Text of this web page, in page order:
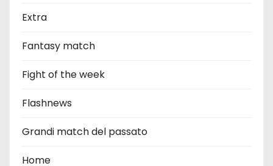
Extra
Fantasy match
Fight of the week
Flashnews
Grandi match del passato
Home